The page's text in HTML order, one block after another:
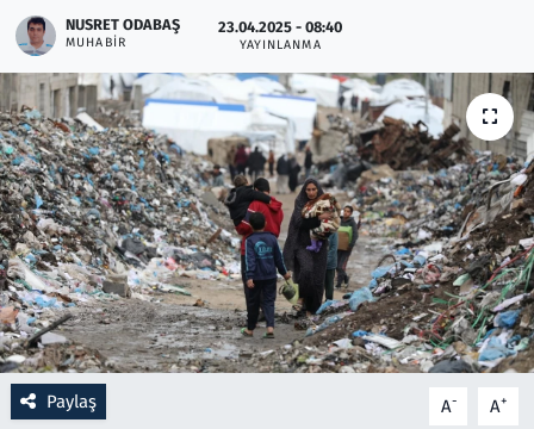
NUSRET ODABAŞ
MUHABIR
23.04.2025 - 08:40
YAYINLANMA
Paylaş A- A+
Oyun
Ramazan
Resmi İlanlar
Rüya Tabirleri
Sağlık
Savunma Sanayi
Seçim 2023